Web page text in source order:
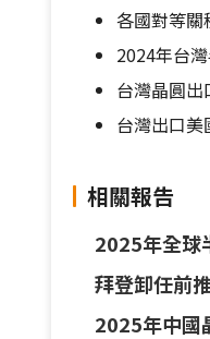
各國對等關
2024年台
台灣晶圓
台灣出口
相關報告
2025年全
拜登卸任前
2025年中國